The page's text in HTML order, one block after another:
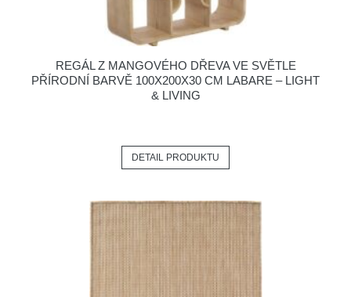
REGÁL Z MANGOVÉHO DŘEVA VE SVĚTLE
PŘÍRODNÍ BARVĚ 100X200X30 CM LABARE – LIGHT
& LIVING
DETAIL PRODUKTU